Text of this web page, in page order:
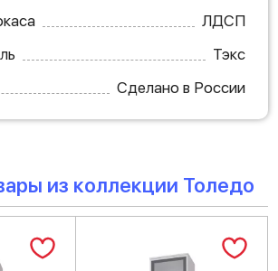
ЛДСП
Тэкс
Сделано в России
из коллекции Толедо